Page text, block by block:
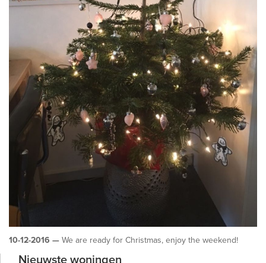
10-12-2016 — We are ready for Christmas, enjoy the weekend!